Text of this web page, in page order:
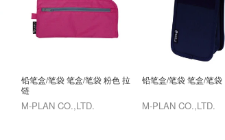
铅笔盒/笔袋 笔盒/笔袋 粉色 拉
链
M-PLAN CO.,LTD.
铅笔盒/笔袋 笔盒/笔袋
M-PLAN CO.,LTD.